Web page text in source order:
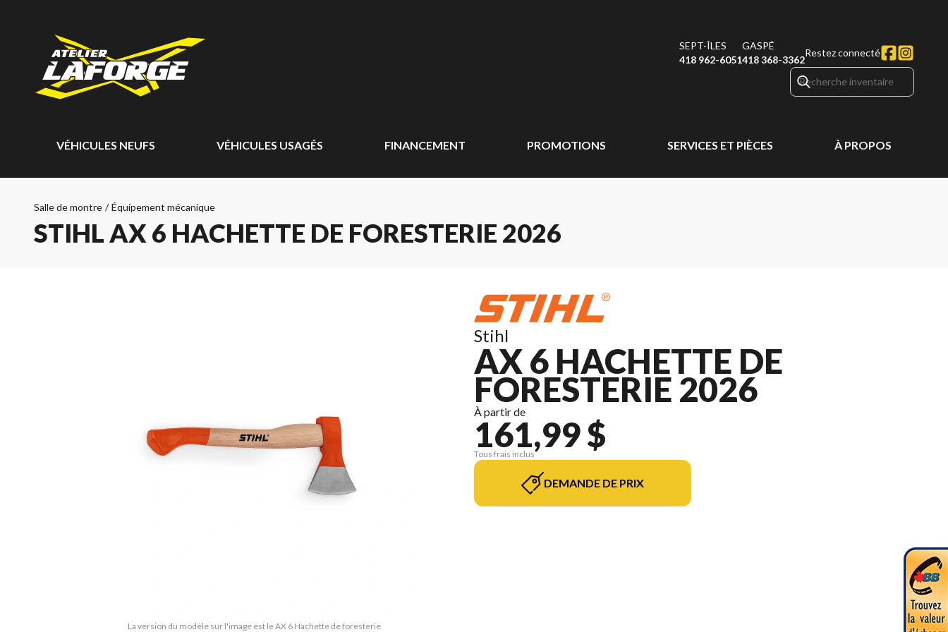
SEPT-ÎLES
418 962-6051
GASPÉ
418 368-3362
Restez connecté
VÉHICULES NEUFS VÉHICULES USAGÉS FINANCEMENT PROMOTIONS SERVICES ET PIÈCES À PROPOS
Salle de montre / Équipement mécanique
STIHL AX 6 HACHETTE DE FORESTERIE 2026
La version du modèle sur l'image est le AX 6 Hachette de foresterie
Stihl
AX 6 HACHETTE DE
FORESTERIE 2026
À partir de
161,99 $
Tous frais inclus
DEMANDE DE PRIX